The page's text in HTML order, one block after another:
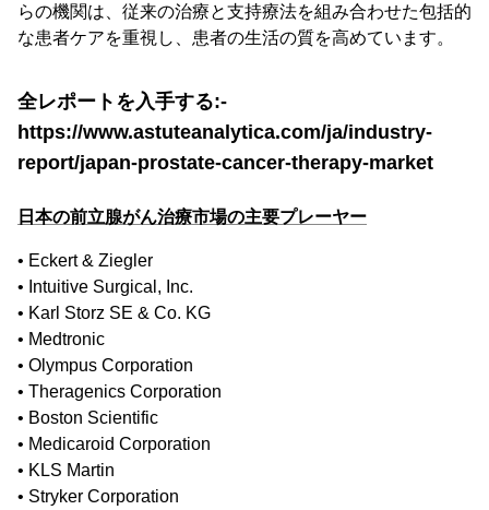
らの機関は、従来の治療と支持療法を組み合わせた包括的
な患者ケアを重視し、患者の生活の質を高めています。
全レポートを入手する:-
https://www.astuteanalytica.com/ja/industry-
report/japan-prostate-cancer-therapy-market
日本の前立腺がん治療市場の主要プレーヤー
• Eckert & Ziegler
• Intuitive Surgical, Inc.
• Karl Storz SE & Co. KG
• Medtronic
• Olympus Corporation
• Theragenics Corporation
• Boston Scientific
• Medicaroid Corporation
• KLS Martin
• Stryker Corporation